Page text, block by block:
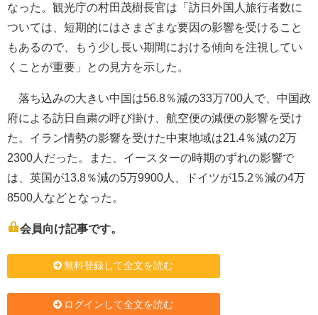
なった。観光庁の村田茂樹長官は「訪日外国人旅行者数に
ついては、短期的にはさまざまな要因の影響を受けること
もあるので、もう少し長い期間における傾向を注視してい
くことが重要」との見方を示した。
落ち込みの大きい中国は56.8％減の33万700人で、中国政
府による訪日自粛の呼び掛け、航空便の減便の影響を受け
た。イラン情勢の影響を受けた中東地域は21.4％減の2万
2300人だった。また、イースターの時期のずれの影響で
は、英国が13.8％減の5万9900人、ドイツが15.2％減の4万
8500人などとなった。
会員向け記事です。
無料登録して全文を読む
ログインして全文を読む